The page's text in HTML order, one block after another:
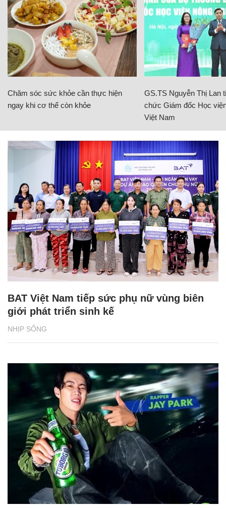
Chăm sóc sức khỏe cần thực hiện
ngay khi cơ thể còn khỏe
GS.TS Nguyễn Thị Lan
chức Giám đốc Học
Việt Nam
NHỊP SỐNG
BAT Việt Nam tiếp sức phụ nữ vùng biên
giới phát triển sinh kế